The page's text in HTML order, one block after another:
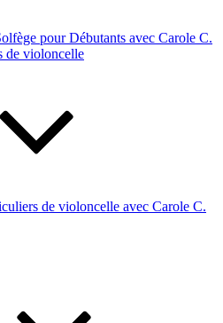
pour Débutants avec Carole C.
de violoncelle
de violoncelle avec Carole C.